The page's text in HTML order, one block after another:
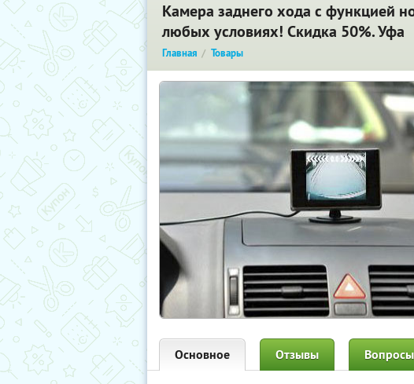
Камера заднего хода с функцией
любых условиях! Скидка 50%. Уфа
Главная Товары
Основное Отзывы